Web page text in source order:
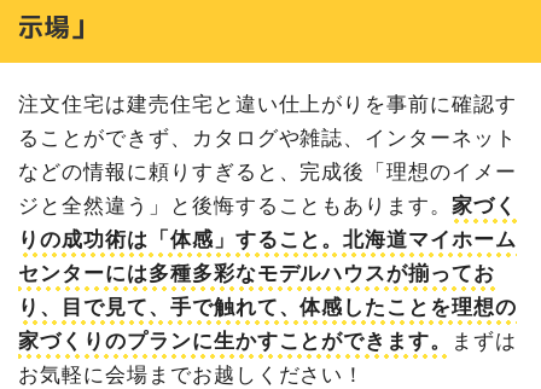
示場」
注文住宅は建売住宅と違い仕上がりを事前に確認す
ることができず、カタログや雑誌、インターネット
などの情報に頼りすぎると、完成後「理想のイメー
ジと全然違う」と後悔することもあります。家づく
りの成功術は「体感」すること。北海道マイホーム
センターには多種多彩なモデルハウスが揃ってお
り、目で見て、手で触れて、体感したことを理想の
家づくりのプランに生かすことができます。
まずは
お気軽に会場までお越しください！